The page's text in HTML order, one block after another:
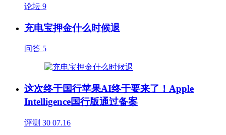
论坛 9
充电宝押金什么时候退
问答 5
这次终于国行苹果AI终于要来了！Apple
Intelligence国行版通过备案
评测 30 07.16